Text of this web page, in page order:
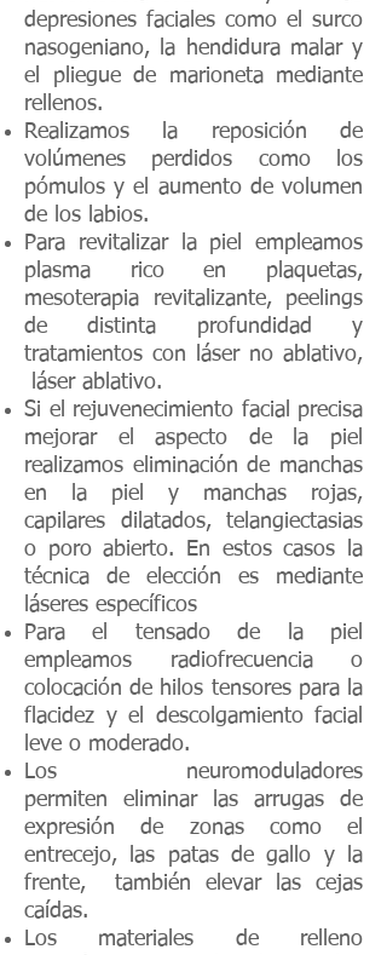
depresiones faciales como el surco
nasogeniano, la hendidura malar y
el pliegue de marioneta mediante
rellenos.
Realizamos la reposición de
volúmenes perdidos como los
pómulos y el aumento de volumen
de los labios.
Para revitalizar la piel empleamos
plasma rico en plaquetas,
mesoterapia revitalizante, peelings
de distinta profundidad y
tratamientos con
láser no ablativo,
láser ablativo.
Si el rejuvenecimiento facial precisa
mejorar el aspecto de la piel
realizamos eliminación de manchas
en la piel y manchas rojas,
capilares dilatados, telangiectasias
o poro abierto. En estos casos la
técnica de elección es mediante
láseres específicos
Para el tensado de la piel
empleamos radiofrecuencia o
colocación de hilos tensores para la
flacidez y el descolgamiento facial
leve o moderado.
Los neuromoduladores
permiten eliminar las arrugas de
expresión de zonas como el
entrecejo, las patas de gallo y la
frente, también elevar las cejas
caídas.
Los materiales de relleno